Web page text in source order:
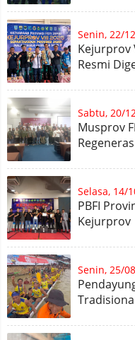
Senin, 22/
Kejurprov
Resmi
Sabtu, 20/
Musprov
Selasa, 14/
PBFI
Kejurprov
Senin, 25/